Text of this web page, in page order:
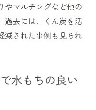
やマルチングなど他の
過去には、くん炭を活
減された事例も見られ
水もちの良い